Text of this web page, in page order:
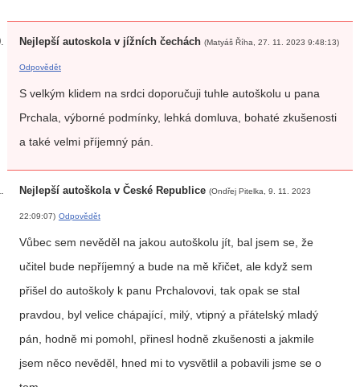
Nejlepší autoskola v jížních čechách (Matyáš Říha, 27. 11. 2023 9:48:13)
Odpovědět
S velkým klidem na srdci doporučuji tuhle autoškolu u pana
Prchala, výborné podmínky, lehká domluva, bohaté zkušenosti
a také velmi příjemný pán.
Nejlepší autoškola v České Republice (Ondřej Pitelka, 9. 11. 2023
22:09:07) Odpovědět
Vůbec sem nevěděl na jakou autoškolu jít, bal jsem se, že
učitel bude nepříjemný a bude na mě křičet, ale když sem
přišel do autoškoly k panu Prchalovovi, tak opak se stal
pravdou, byl velice chápající, milý, vtipný a přátelský mladý
pán, hodně mi pomohl, přinesl hodně zkušenosti a jakmile
jsem něco nevěděl, hned mi to vysvětlil a pobavili jsme se o